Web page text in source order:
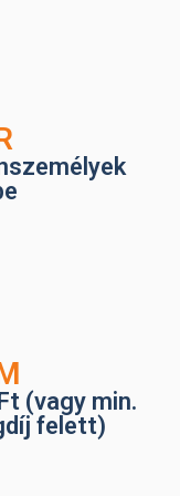
(vagy min.
felett)